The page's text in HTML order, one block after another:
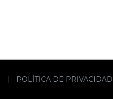
| POLÍTICA DE